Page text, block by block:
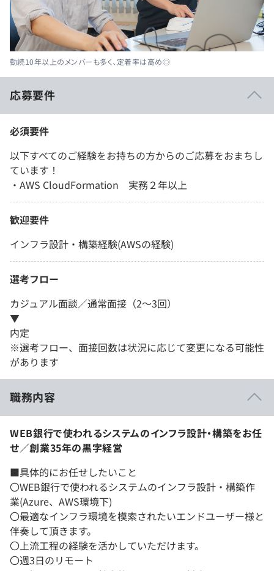
勤続10年以上のメンバーも多く、定着率は高め◎
応募要件
必須要件
以下すべてのご経験をお持ちの方からのご応募をおまちし
ています！
・AWS CloudFormation 実務２年以上
歓迎要件
インフラ設計・構築経験(AWSの経験)
選考フロー
カジュアル面談／通常面接（2～3回）
▼
内定
※選考フロー、面接回数は状況に応じて変更になる可能性
があります
職務内容
WEB銀行で使われるシステムのインフラ設計・構築をお任
せ／創業35年の黒字経営
■具体的にお任せしたいこと
〇WEB銀行で使われるシステムのインフラ設計・構築作
業(Azure、AWS環境下)
〇最適なインフラ環境を模索されたいエンドユーザー様と
伴奏して頂きます。
〇上流工程の経験を活かしていただけます。
〇週3日のリモート